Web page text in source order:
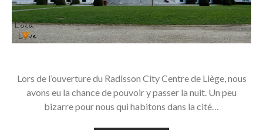
Lors de l’ouverture du Radisson City Centre de Liège, nous
avons eu la chance de pouvoir y passer la nuit. Un peu
bizarre pour nous qui habitons dans la cité…